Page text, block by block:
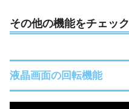
その他の機能をチェック
液晶画面の回転機能